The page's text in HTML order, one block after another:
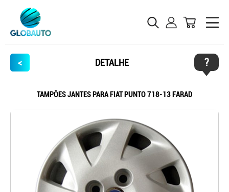
< DETALHE ?
TAMPÕES JANTES PARA FIAT PUNTO 718-13 FARAD